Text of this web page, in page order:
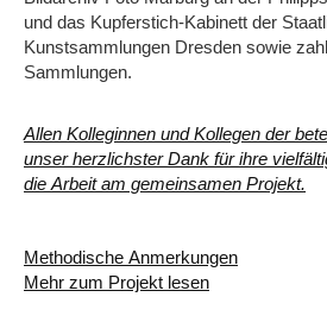
und das Kupferstich-Kabinett der
Kunstsammlungen Dresden sowie
Sammlungen.
Allen Kolleginnen und Kollegen der
unser herzlichster Dank für ihre
die Arbeit am gemeinsamen Projekt.
Methodische Anmerkungen
Mehr zum Projekt lesen